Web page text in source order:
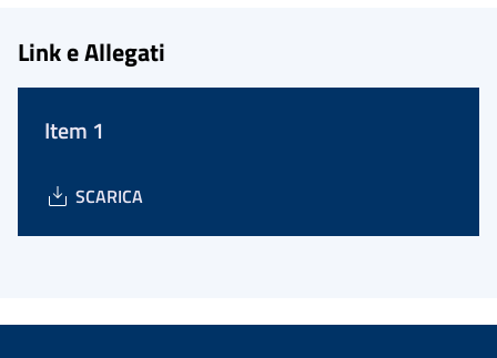
Link e Allegati
Item 1
SCARICA